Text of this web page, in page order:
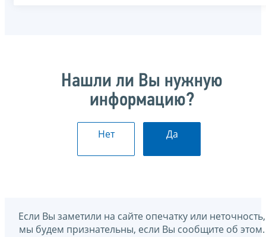
Нашли ли Вы нужную
информацию?
Нет Да
Если Вы заметили на сайте опечатку или неточность,
мы будем признательны, если Вы сообщите об этом.